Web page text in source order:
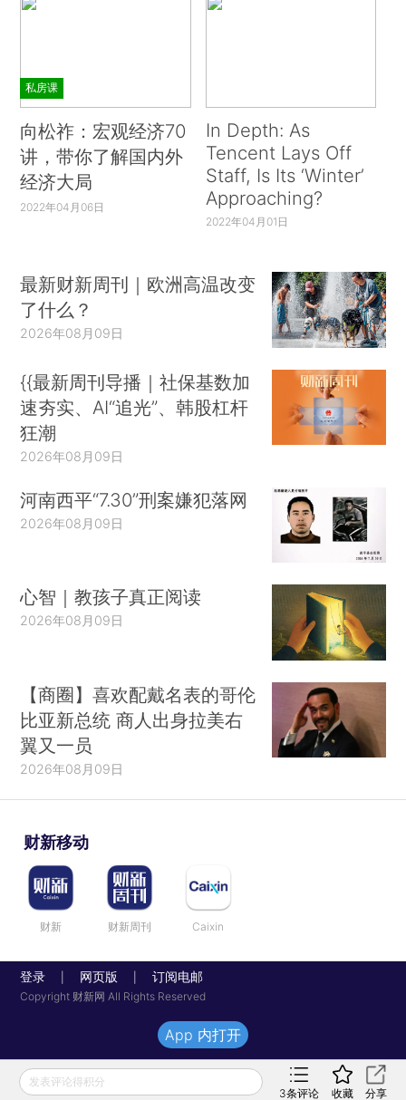
私房课
向松祚：宏观经济70
讲，带你了解国内外
经济大局
2022年04月06日
In Depth: As
Tencent Lays Off
Staff, Is Its ‘Winter’
Approaching?
2022年04月01日
最新财新周刊｜欧洲高温改变
了什么？
2026年08月09日
{{最新周刊导播｜社保基数加
速夯实、AI“追光”、韩股杠杆
狂潮
2026年08月09日
河南西平“7.30”刑案嫌犯落网
2026年08月09日
心智｜教孩子真正阅读
2026年08月09日
【商圈】喜欢配戴名表的哥伦
比亚新总统 商人出身拉美右
翼又一员
2026年08月09日
财新移动
财新 财新周刊 Caixin
登录 网页版 订阅电邮
Copyright 财新网 All Rights Reserved
发表评论得积分
3条评论 收藏 分享
App 内打开